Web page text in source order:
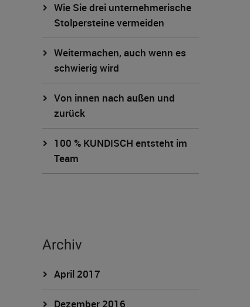
Wie Sie drei unternehmerische
Stolpersteine vermeiden
Weitermachen, auch wenn es
schwierig wird
Von innen nach außen und
zurück
100 % KUNDISCH entsteht im
Team
Archiv
April 2017
Dezember 2016